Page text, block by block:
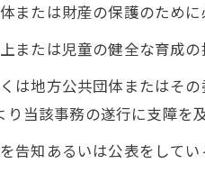
または財産の保護のため
または児童の健全な育成
は地方公共団体またはそ
り当該事務の遂行に支障を
告知あるいは公表をして